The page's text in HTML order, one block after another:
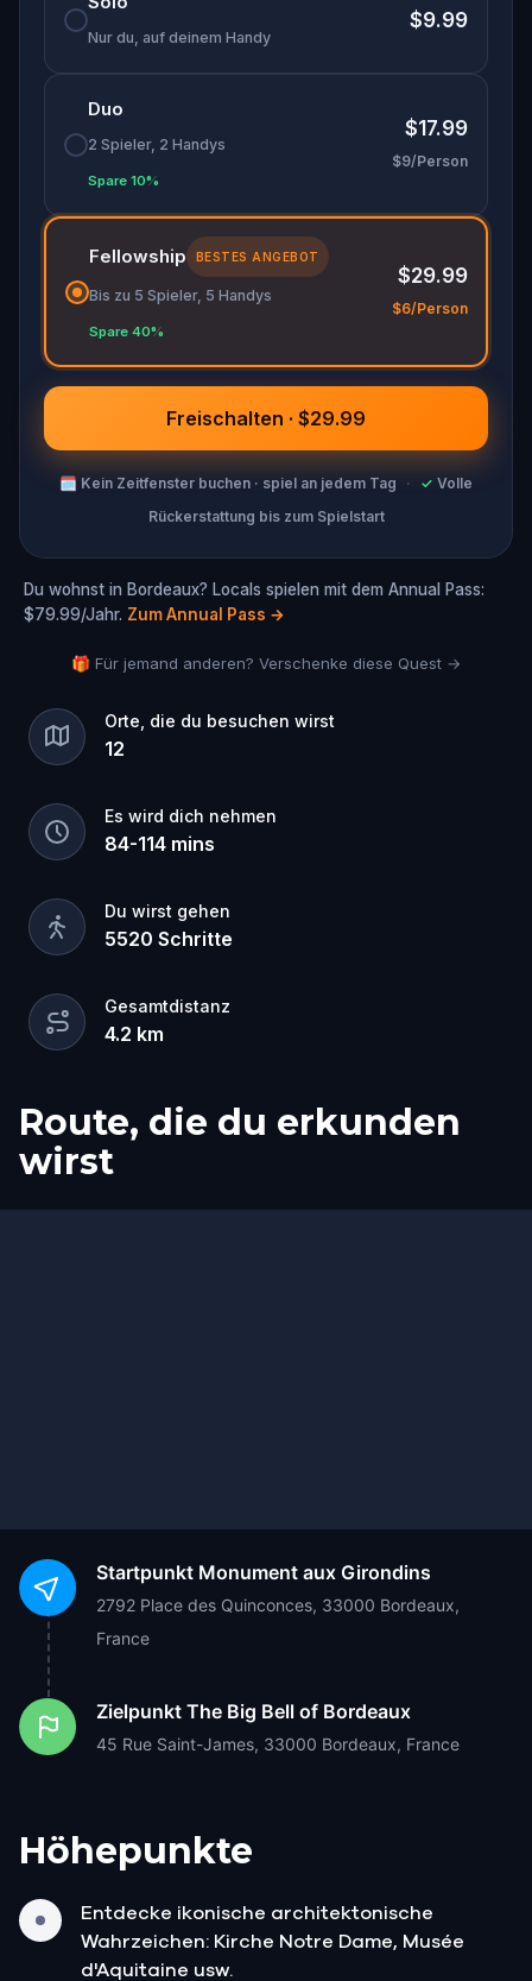
Erbe von Bordeaux schützen?
Nur du, auf deinem Handy
$9.99
Duo
2 Spieler, 2 Handys
Spare 10%
$17.99
$9/Person
Fellowship BESTES ANGEBOT
Bis zu 5 Spieler, 5 Handys
Spare 40%
$29.99
$6/Person
Freischalten · $29.99
🗓 Kein Zeitfenster buchen · spiel an jedem Tag · ✓ Volle
Rückerstattung bis zum Spielstart
Du wohnst in Bordeaux? Locals spielen mit dem Annual Pass:
$79.99/Jahr. Zum Annual Pass →
🎁 Für jemand anderen? Verschenke diese Quest →
Orte, die du besuchen wirst
12
Es wird dich nehmen
84-114 mins
Du wirst gehen
5520 Schritte
Gesamtdistanz
4.2 km
Route, die du erkunden
wirst
Start
Ziel
Startpunkt Monument aux Girondins
2792 Place des Quinconces, 33000 Bordeaux,
France
Zielpunkt The Big Bell of Bordeaux
45 Rue Saint-James, 33000 Bordeaux, France
Höhepunkte
Entdecke ikonische architektonische
Wahrzeichen: Kirche Notre Dame, Musée
d'Aquitaine usw.